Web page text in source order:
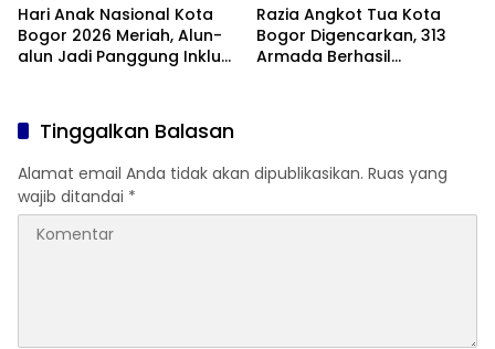
Hari Anak Nasional Kota
Bogor 2026 Meriah, Alun-
alun Jadi Panggung Inklusi
Razia Angkot Tua Kota
Bogor Digencarkan, 313
Armada Berhasil
Tinggalkan Balasan
Alamat email Anda tidak akan dipublikasikan. Ruas yang
wajib ditandai *